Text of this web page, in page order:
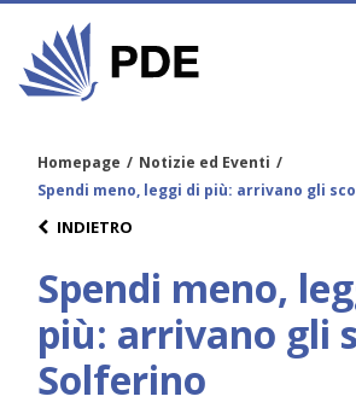
Homepage / Notizie ed Eventi /
Spendi meno, leggi di più: arrivano gli
INDIETRO
Spendi meno,
più: arrivano gli
Solferino